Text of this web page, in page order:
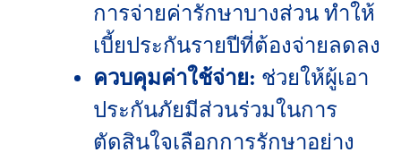
การจ่ายค่ารักษาบางส่วน ทำให้
เบี้ยประกันรายปีที่ต้องจ่ายลดลง
ควบคุมค่าใช้จ่าย: ช่วยให้ผู้เอา
ประกันภัยมีส่วนร่วมในการ
ตัดสินใจเลือกการรักษาอย่าง